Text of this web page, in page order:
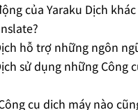
của Yaraku Dịch
hỗ trợ những ngôn
sử dụng những Công
cụ dịch máy nào